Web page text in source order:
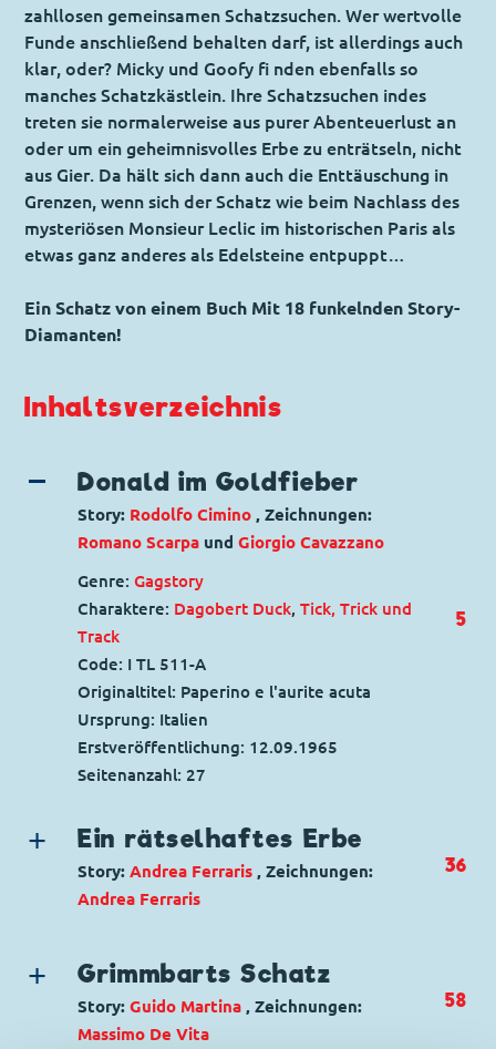
zahllosen gemeinsamen Schatzsuchen. Wer wertvolle
Funde anschließend behalten darf, ist allerdings auch
klar, oder? Micky und Goofy fi nden ebenfalls so
manches Schatzkästlein. Ihre Schatzsuchen indes
treten sie normalerweise aus purer Abenteuerlust an
oder um ein geheimnisvolles Erbe zu enträtseln, nicht
aus Gier. Da hält sich dann auch die Enttäuschung in
Grenzen, wenn sich der Schatz wie beim Nachlass des
mysteriösen Monsieur Leclic im historischen Paris als
etwas ganz anderes als Edelsteine entpuppt…
Ein Schatz von einem Buch Mit 18 funkelnden Story-
Diamanten!
Inhaltsverzeichnis
Donald im Goldfieber
Story: Rodolfo Cimino , Zeichnungen:
Romano Scarpa undGiorgio Cavazzano
Genre:Gagstory
Charaktere: Dagobert Duck,Tick, Trick und
Track
Code: I TL 511-A
Originaltitel: Paperino e l'aurite acuta
Ursprung: Italien
Erstveröffentlichung: 12.09.1965
Seitenanzahl: 27
5
Ein rätselhaftes Erbe
Story:Andrea Ferraris , Zeichnungen:
Andrea Ferraris
Charaktere: Goofy, Micky Maus
Originaltitel: Topolino e l'ereditÃ a enigmi
36
Grimmbarts Schatz
Story:Guido Martina , Zeichnungen:
Massimo De Vita
58